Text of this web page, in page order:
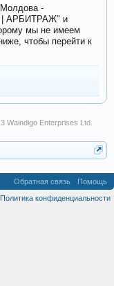
Молдова -
АРБИТРАЖ" и
мы не имеем
чтобы перейти к
Waindigo Enterprises Ltd.
Обратная связь
Помощь
Политика конфиденциальности